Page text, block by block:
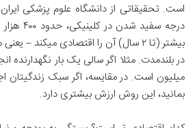
درجه
بیشتر (تا ۲ سال) آن را اقتصادی میکند –
میلیون است. در مقایسه، اگر سبک زندگیتان
بمانید، این روش ارزش بیشتری دارد.